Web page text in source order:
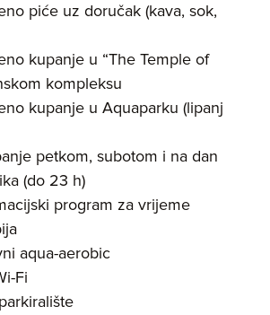
piće uz doručak (kava, sok,
kupanje u “The Temple of
kompleksu
kupanje u Aquaparku (lipanj
petkom, subotom i na dan
(do 23 h)
program za vrijeme
aqua-aerobic
Fi